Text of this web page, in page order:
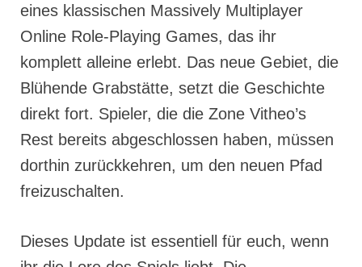
eines klassischen Massively Multiplayer
Online Role-Playing Games, das ihr
komplett alleine erlebt. Das neue Gebiet, die
Blühende Grabstätte, setzt die Geschichte
direkt fort. Spieler, die die Zone Vitheo’s
Rest bereits abgeschlossen haben, müssen
dorthin zurückkehren, um den neuen Pfad
freizuschalten.
Dieses Update ist essentiell für euch, wenn